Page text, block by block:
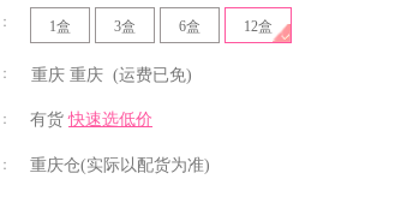
1盒 3盒 6盒 12盒
重庆 重庆 (运费已免)
北京 安徽
有货 快速选低价
重庆仓(实际以配货为准)